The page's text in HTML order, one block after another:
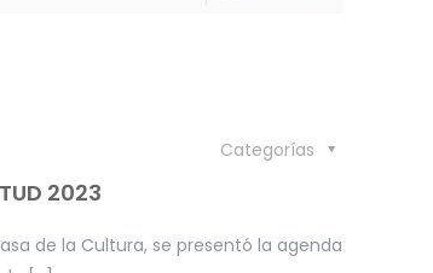
Categorías
2023
de la Cultura, se presentó la agenda